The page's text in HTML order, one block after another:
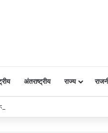
अंतराष्ट्रीय राज्य
राममोहन राय की जयंती पर किया नमन